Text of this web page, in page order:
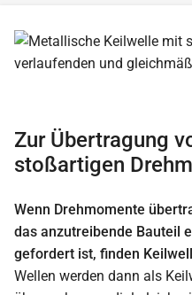
Zur Übertragung
stoßartigen
Wenn Drehmomente
das anzutreibende Bauteil
gefordert ist, finden
Wellen werden dann als